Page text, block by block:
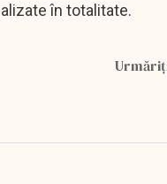
în totalitate.